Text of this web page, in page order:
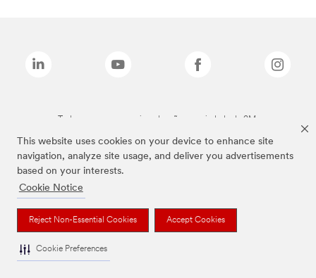
This website uses cookies on your device to enhance site
navigation, analyze site usage, and deliver you advertisements
based on your interests.
Cookie Notice
Reject Non-Essential Cookies Accept Cookies
Cookie Preferences
Todas as marcas mencionadas são propriedade da 3M.